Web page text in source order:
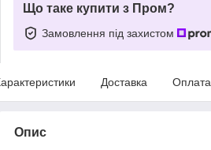
Що таке купити з Пром?
Замовлення під захистом
Доставка Оплата
Опис